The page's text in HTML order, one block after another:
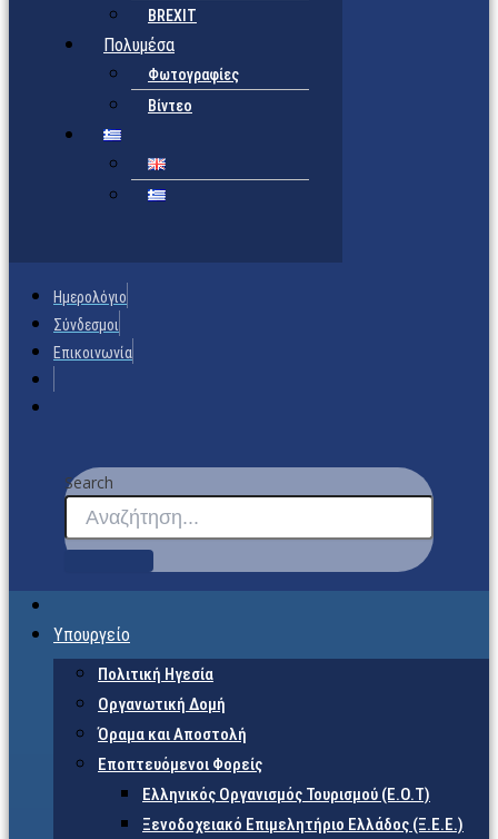
BREXIT
Πολυμέσα
Φωτογραφίες
Βίντεο
Ημερολόγιο
Σύνδεσμοι
Επικοινωνία
Search
Υπουργείο
Πολιτική Ηγεσία
Οργανωτική Δομή
Όραμα και Αποστολή
Εποπτευόμενοι Φορείς
Eλληνικός Οργανισμός Τουρισμού (Ε.Ο.Τ)
Ξενοδοχειακό Επιμελητήριο Ελλάδος (Ξ.Ε.Ε.)